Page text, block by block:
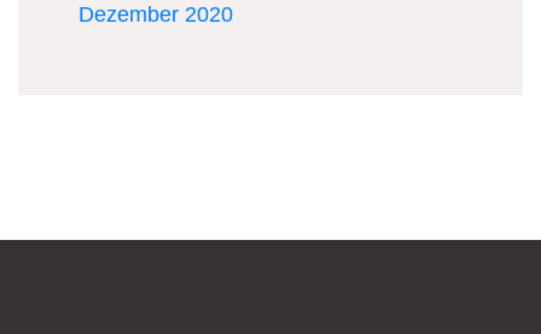
Dezember 2020